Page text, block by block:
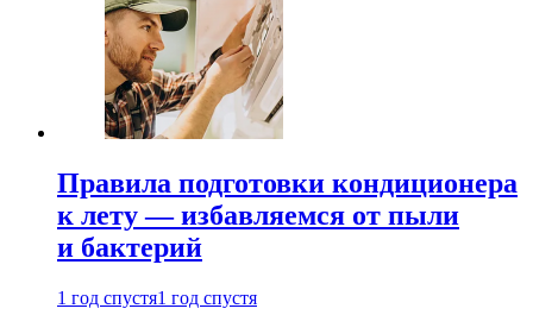
Правила подготовки кондиционера
к лету — избавляемся от пыли
и бактерий
1 год спустя1 год спустя